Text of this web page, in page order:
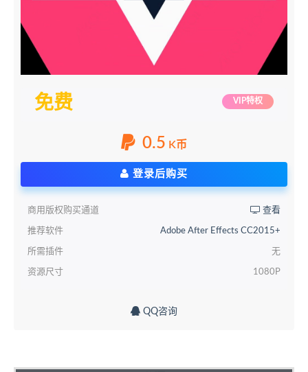
免费 VIP特权
0.5 K币
登录后购买
商用版权购买通道 查看
推荐软件 Adobe After Effects CC2015+
所需插件 无
资源尺寸 1080P
QQ咨询